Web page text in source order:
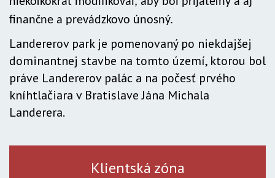
finančne a prevádzkovo únosný.
Landererov park je pomenovaný po niekdajšej
dominantnej stavbe na tomto území, ktorou bol
práve Landererov palác a na počesť prvého
kníhtlačiara v Bratislave Jána Michala
Landerera.
Klientská zóna